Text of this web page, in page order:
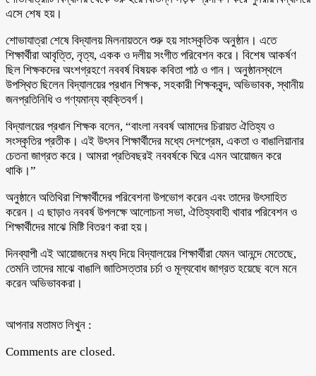
এসে শেষ হয়।
শোভাযাত্রা শেষে বিদ্যালয় মিলনায়তনে শুরু হয় সাংস্কৃতিক অনুষ্ঠান। এতে
শিক্ষার্থীরা আবৃত্তি, নৃত্য, একক ও দলীয় সংগীত পরিবেশন করে। বিশেষ আকর্ষণ
ছিল শিক্ষকদের অংশগ্রহণে নববর্ষ বিষয়ক কবিতা পাঠ ও গান। অনুষ্ঠানস্থলে
উপস্থিত ছিলেন বিদ্যালয়ের প্রধান শিক্ষক, সহকারী শিক্ষকবৃন্দ, অভিভাবক, স্থানীয়
জনপ্রতিনিধি ও গণ্যমান্য ব্যক্তিবর্গ।
বিদ্যালয়ের প্রধান শিক্ষক বলেন, “বাংলা নববর্ষ আমাদের চিরায়ত ঐতিহ্য ও
সংস্কৃতির প্রতীক। এই উৎসব শিক্ষার্থীদের মধ্যে দেশপ্রেম, একতা ও বাঙালিয়ানার
চেতনা জাগ্রত করে। আমরা প্রতিবছরই নববর্ষকে ঘিরে এমন আয়োজন করে
থাকি।”
অনুষ্ঠানে অতিথিরা শিক্ষার্থীদের পরিবেশনা উপভোগ করেন এবং তাদের উৎসাহিত
করেন। এ ছাড়াও নববর্ষ উপলক্ষে আলোচনা সভা, ঐতিহ্যবাহী খাবার পরিবেশন ও
শিক্ষার্থীদের মাঝে মিষ্টি বিতরণ করা হয়।
দিনব্যাপী এই আয়োজনের মধ্য দিয়ে বিদ্যালয়ের শিক্ষার্থীরা যেমন আনন্দে মেতেছে,
তেমনি তাদের মাঝে বাঙালি জাতিসত্তার চর্চা ও মূল্যবোধ জাগ্রত হয়েছে বলে মনে
করেন অভিভাবকরা।
আপনার মতামত লিখুন :
Comments are closed.